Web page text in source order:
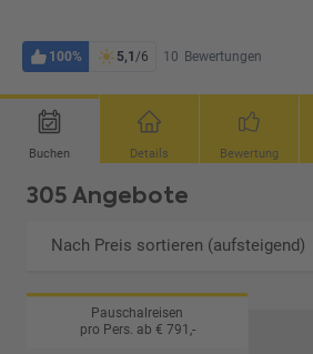
100% 5,1 /6 10 Bewertungen
Buchen Details Bewertung
305 Angebote
Nach Preis sortieren (aufsteigend)
Pauschalreisen
pro Pers. ab € 791,-